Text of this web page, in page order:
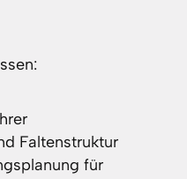
Faltenstruktur
für